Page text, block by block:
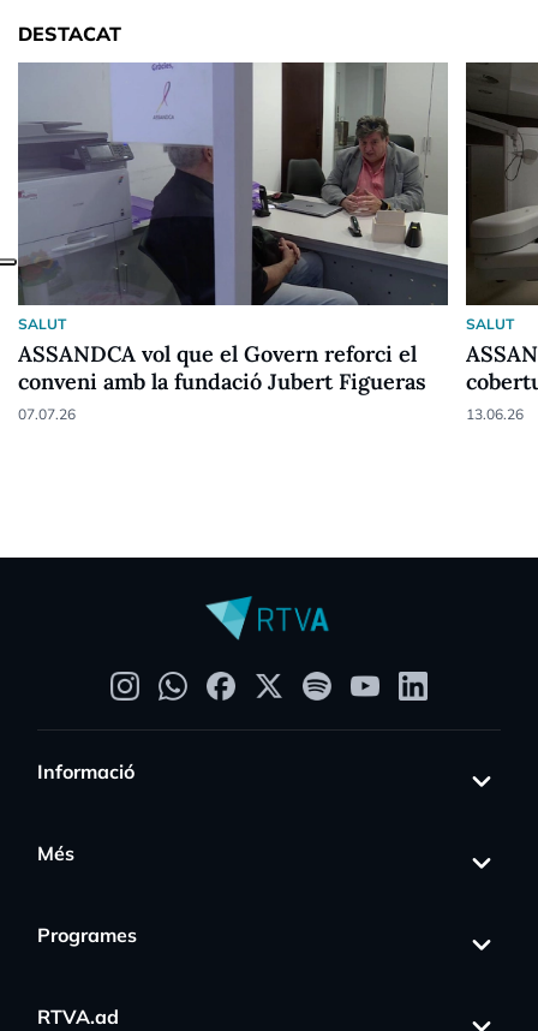
DESTACAT
SALUT
ASSANDCA vol que el Govern reforci el
conveni amb la fundació Jubert Figueras
07.07.26
SALUT
13.06.26
Informació
Més
Programes
RTVA.ad